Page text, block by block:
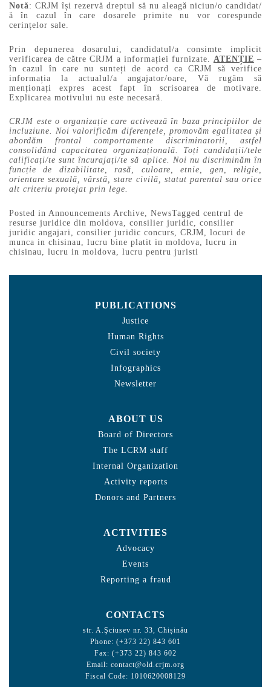
Notă: CRJM își rezervă dreptul să nu aleagă niciun/o candidat/
ă în cazul în care dosarele primite nu vor corespunde
cerințelor sale.
Prin depunerea dosarului, candidatul/a consimte implicit
verificarea de către CRJM a informației furnizate. ATENȚIE –
în cazul în care nu sunteți de acord ca CRJM să verifice
informația la actualul/a angajator/oare, Vă rugăm să
menționați expres acest fapt în scrisoarea de motivare.
Explicarea motivului nu este necesară.
CRJM este o organizație care activează în baza principiilor de
incluziune. Noi valorificăm diferențele, promovăm egalitatea și
abordăm frontal comportamente discriminatorii, astfel
consolidând capacitatea organizațională. Toți candidații/tele
calificați/te sunt încurajați/te să aplice. Noi nu discriminăm în
funcție de dizabilitate, rasă, culoare, etnie, gen, religie,
orientare sexuală, vârstă, stare civilă, statut parental sau orice
alt criteriu protejat prin lege.
Posted in Announcements Archive, NewsTagged centrul de
resurse juridice din moldova, consilier juridic, consilier
juridic angajari, consilier juridic concurs, CRJM, locuri de
munca in chisinau, lucru bine platit in moldova, lucru in
chisinau, lucru in moldova, lucru pentru juristi
PUBLICATIONS
Justice
Human Rights
Civil society
Infographics
Newsletter
ABOUT US
Board of Directors
The LCRM staff
Internal Organization
Activity reports
Donors and Partners
ACTIVITIES
Advocacy
Events
Reporting a fraud
CONTACTS
str. A.Şciusev nr. 33, Chișinău
Phone: (+373 22) 843 601
Fax: (+373 22) 843 602
Email: contact@old.crjm.org
Fiscal Code: 1010620008129